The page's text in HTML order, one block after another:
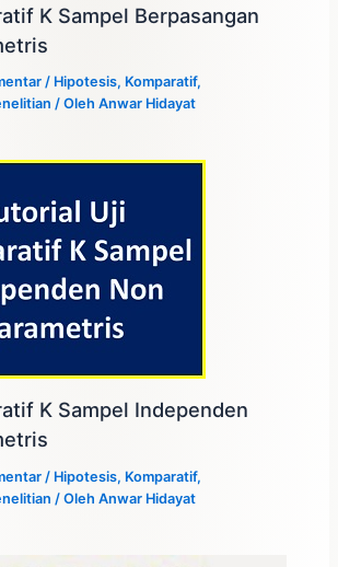
K Sampel Berpasangan
/ Hipotesis, Komparatif,
/ OlehAnwar Hidayat
K Sampel Independen
/ Hipotesis, Komparatif,
/ OlehAnwar Hidayat